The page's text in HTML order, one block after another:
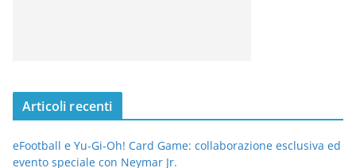
Articoli recenti
eFootball e Yu-Gi-Oh! Card Game: collaborazione esclusiva ed
evento speciale con Neymar Jr.